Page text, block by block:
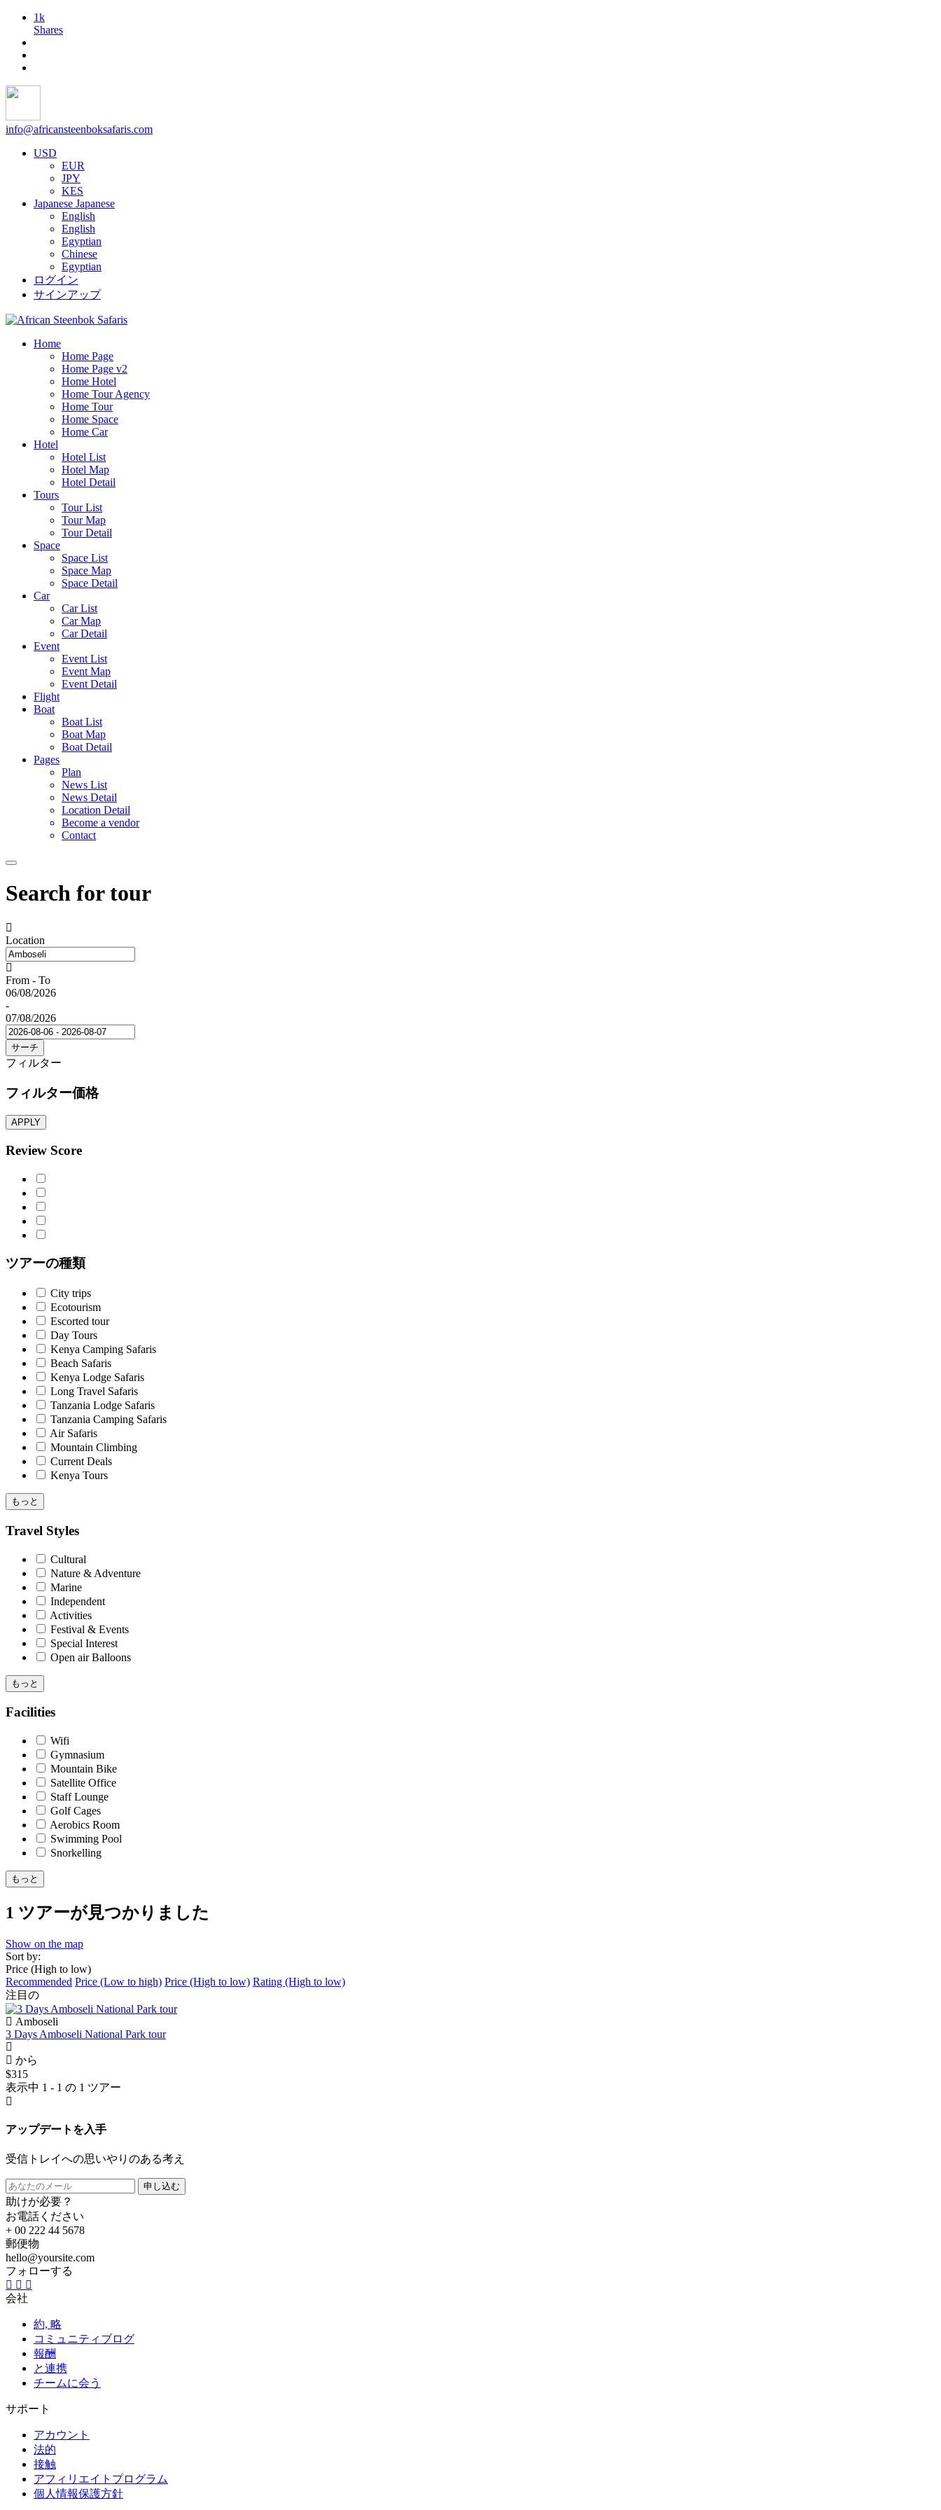
1k
Shares
info@africansteenboksafaris.com
USD
EUR
JPY
KES
Japanese Japanese
English
English
Egyptian
Chinese
Egyptian
ログイン
サインアップ
Home
Home Page
Home Page v2
Home Hotel
Home Tour Agency
Home Tour
Home Space
Home Car
Hotel
Hotel List
Hotel Map
Hotel Detail
Tours
Tour List
Tour Map
Tour Detail
Space
Space List
Space Map
Space Detail
Car
Car List
Car Map
Car Detail
Event
Event List
Event Map
Event Detail
Flight
Boat
Boat List
Boat Map
Boat Detail
Pages
Plan
News List
News Detail
Location Detail
Become a vendor
Contact
Search for tour
Location
From - To
06/08/2026
-
07/08/2026
サーチ
フィルター
フィルター価格
APPLY
Review Score
ツアーの種類
City trips
Ecotourism
Escorted tour
Day Tours
Kenya Camping Safaris
Beach Safaris
Kenya Lodge Safaris
Long Travel Safaris
Tanzania Lodge Safaris
Tanzania Camping Safaris
Air Safaris
Mountain Climbing
Current Deals
Kenya Tours
もっと
Travel Styles
Cultural
Nature & Adventure
Marine
Independent
Activities
Festival & Events
Special Interest
Open air Balloons
もっと
Facilities
Wifi
Gymnasium
Mountain Bike
Satellite Office
Staff Lounge
Golf Cages
Aerobics Room
Swimming Pool
Snorkelling
もっと
1 ツアーが見つかりました
Show on the map
Sort by:
Price (High to low)
Recommended Price (Low to high) Price (High to low) Rating (High to low)
注目の
Amboseli
3 Days Amboseli National Park tour
から
$315
表示中 1 - 1 の 1 ツアー
アップデートを入手
受信トレイへの思いやりのある考え
申し込む
助けが必要？
お電話ください
+ 00 222 44 5678
郵便物
hello@yoursite.com
フォローする
会社
約, 略
コミュニティブログ
報酬
と連携
チームに会う
サポート
アカウント
法的
接触
アフィリエイトプログラム
個人情報保護方針